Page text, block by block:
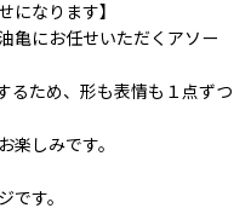
になります】
亀にお任せいただくアソー
るため、形も表情も１点ずつ
楽しみです。
です。